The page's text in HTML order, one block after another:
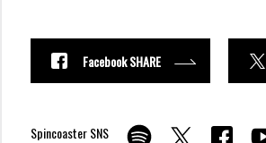
Facebook SHARE
Spincoaster SNS